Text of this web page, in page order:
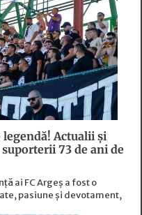
legendă! Actualii şi
73 de ani de
ai FC Argeș a fost o
pasiune și devotament,